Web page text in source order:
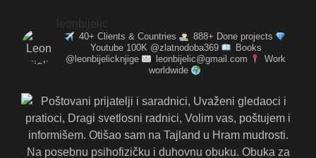
40+ Clients & Countries
888+ Done projects
Youtube 100K @zlatnodoba369
Books
@leonbijelicknjige
leonbijelic@gmail.com
Work
worldwide